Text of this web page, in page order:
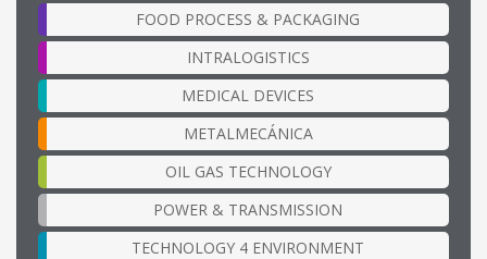
FOOD PROCESS & PACKAGING
INTRALOGISTICS
MEDICAL DEVICES
METALMECÁNICA
OIL GAS TECHNOLOGY
POWER & TRANSMISSION
TECHNOLOGY 4 ENVIRONMENT